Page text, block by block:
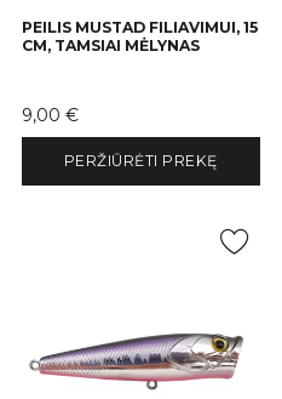
PEILIS MUSTAD FILIAVIMUI, 15
CM, TAMSIAI MĖLYNAS
Kaina
9,00 €
PERŽIŪRĖTI PREKĘ